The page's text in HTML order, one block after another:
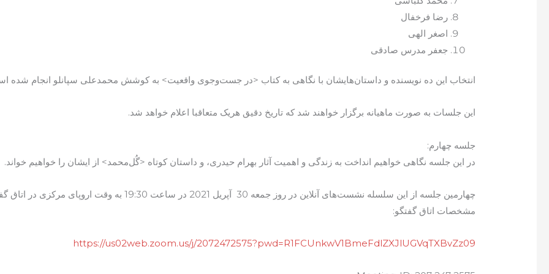
رضا فرخفال
اصغر الهی
جعفر مدرس صادقی
انتخاب این ده نویسنده و داستان‌هایشان با نگاهی به کتاب <در جست‌و‌جوی واقعیت> به کوشش محمدعلی سپانلو انجام شده
این جلسات به صورت ماهیانه برگزار خواهند شد که تاریخ دقیق هریک متعاقبا اعلام خواهد شد.
جلسه چهارم:
در این جلسه نگاهی خواهیم انداخت به زندگی و اهمیت آثار بهرام حیدری، و داستان کوتاه <گُل‌محمد> از ایشان را خواهیم خواند.
چهارمین جلسه از این سلسله نشست‌های آنلاین در روز جمعه 30 آپریل 2021 در ساعت 19:30 به وقت اروپای مرکزی در اتاق گفتگوی نرم‌افزار زوم خانه کتاب وین برگزار خواهد شد.
مشخصات اتاق گفتگو:
https://us02web.zoom.us/j/2072472575?pwd=R1FCUnkwV1BmeFdlZXJlUGVqTXBvZz09